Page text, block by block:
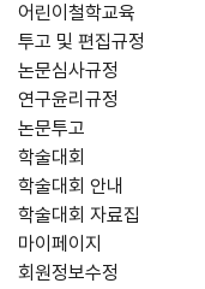
어린이철학교육
투고 및 편집규정
논문심사규정
연구윤리규정
논문투고
학술대회
학술대회 안내
학술대회 자료집
마이페이지
회원정보수정